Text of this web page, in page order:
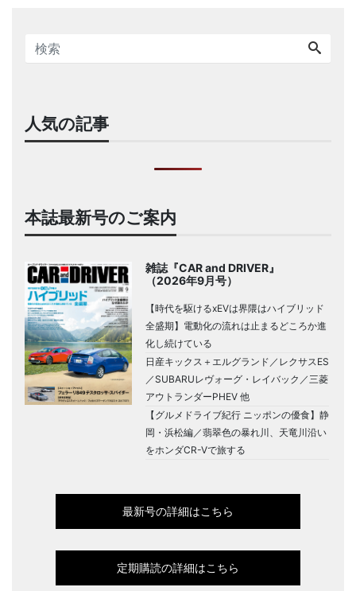
人気の記事
本誌最新号のご案内
雑誌『CAR and DRIVER』
（2026年9月号）
【時代を駆けるxEVは界隈はハイブリッド
全盛期】電動化の流れは止まるどころか進
化し続けている
日産キックス＋エルグランド／レクサスES
／SUBARUレヴォーグ・レイバック／三菱
アウトランダーPHEV 他
【グルメドライブ紀行 ニッポンの優食】静
岡・浜松編／翡翠色の暴れ川、天竜川沿い
をホンダCR-Vで旅する
最新号の詳細はこちら
定期購読の詳細はこちら